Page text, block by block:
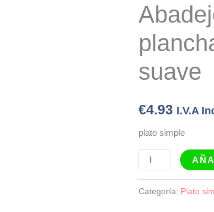
suave
€4.93 I.V.A
plato simple
en
salsa
suave
Categoría: Plato